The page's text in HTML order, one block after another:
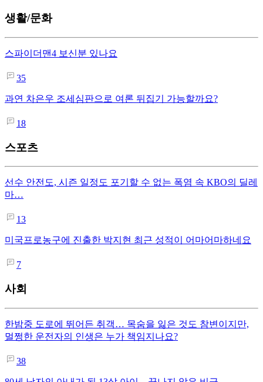
생활/문화
스파이더맨4 보신분 있나요
35
과연 차은우 조세심판으로 여론 뒤집기 가능할까요?
18
스포츠
선수 안전도, 시즌 일정도 포기할 수 없는 폭염 속 KBO의 딜레
마…
13
미국프로농구에 진출한 박지현 최근 성적이 어마어마하네요
7
사회
한밤중 도로에 뛰어든 취객… 목숨을 잃은 것도 참변이지만,
멀쩡한 운전자의 인생은 누가 책임지나요?
38